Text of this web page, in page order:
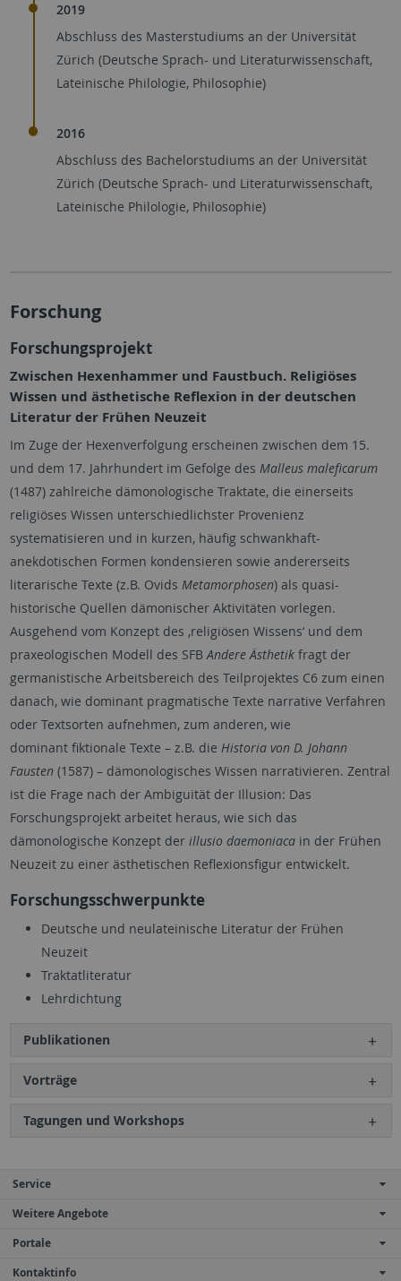
2019
Abschluss des Masterstudiums an der Universität
Zürich (Deutsche Sprach- und Literaturwissenschaft,
Lateinische Philologie, Philosophie)
2016
Abschluss des Bachelorstudiums an der Universität
Zürich (Deutsche Sprach- und Literaturwissenschaft,
Lateinische Philologie, Philosophie)
Forschung
Forschungsprojekt
Zwischen Hexenhammer und Faustbuch. Religiöses
Wissen und ästhetische Reflexion in der deutschen
Literatur der Frühen Neuzeit
Im Zuge der Hexenverfolgung erscheinen zwischen dem 15.
und dem 17. Jahrhundert im Gefolge des Malleus maleficarum
(1487) zahlreiche dämonologische Traktate, die einerseits
religiöses Wissen unterschiedlichster Provenienz
systematisieren und in kurzen, häufig schwankhaft-
anekdotischen Formen kondensieren sowie andererseits
literarische Texte (z.B. Ovids Metamorphosen) als quasi-
historische Quellen dämonischer Aktivitäten vorlegen.
Ausgehend vom Konzept des ‚religiösen Wissens‘ und dem
praxeologischen Modell des SFBAndere Ästhetikfragt der
germanistische Arbeitsbereich des Teilprojektes C6 zum einen
danach, wie dominant pragmatische Texte narrative Verfahren
oder Textsorten aufnehmen, zum anderen, wie
dominant fiktionale Texte – z.B. die Historia von D. Johann
Fausten (1587) – dämonologisches Wissen narrativieren. Zentral
ist die Frage nach der Ambiguität der Illusion: Das
Forschungsprojekt arbeitet heraus, wie sich das
dämonologische Konzept der illusio daemoniacain der Frühen
Neuzeit zu einer ästhetischen Reflexionsfigur entwickelt.
Forschungsschwerpunkte
Deutsche und neulateinische Literatur der Frühen
Neuzeit
Traktatliteratur
Lehrdichtung
Publikationen
Vorträge
Tagungen und Workshops
Service
Weitere Angebote
Portale
Kontaktinfo